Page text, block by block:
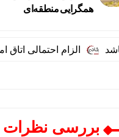
همگرایی منطقه‌ای
الزام احتمالی اتاق امن؛
بررسی نظرات